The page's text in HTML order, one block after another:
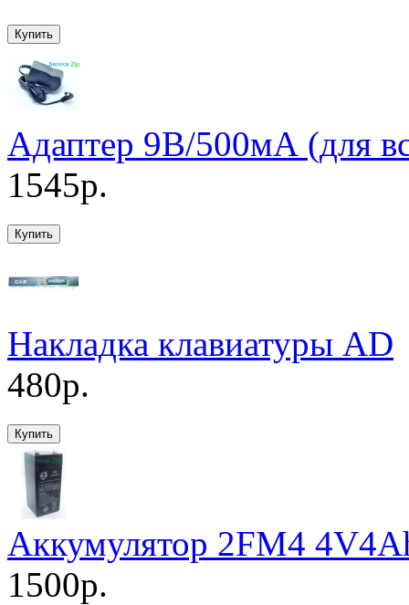
Адаптер 9В/500мА (для
1545р.
Накладка клавиатуры AD
480р.
Аккумулятор 2FM4
1500р.